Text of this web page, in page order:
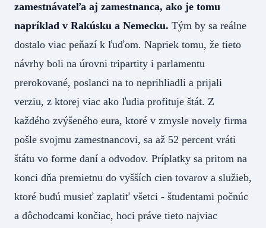
zamestnávateľa aj zamestnanca, ako je tomu
napríklad v Rakúsku a Nemecku. Tým by sa reálne
dostalo viac peňazí k ľuďom. Napriek tomu, že tieto
návrhy boli na úrovni tripartity i parlamentu
prerokované, poslanci na to neprihliadli a prijali
verziu, z ktorej viac ako ľudia profituje štát. Z
každého zvýšeného eura, ktoré v zmysle novely firma
pošle svojmu zamestnancovi, sa až 52 percent vráti
štátu vo forme daní a odvodov. Príplatky sa pritom na
konci dňa premietnu do vyšších cien tovarov a služieb,
ktoré budú musieť zaplatiť všetci - študentami počnúc
a dôchodcami končiac, hoci práve tieto najviac